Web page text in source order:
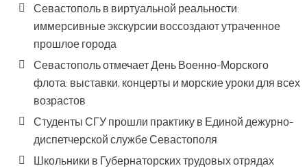
Севастополь в виртуальной реальности:
иммерсивные экскурсии воссоздают утраченное
прошлое города
Севастополь отмечает День Военно-Морского
флота: выставки, концерты и морские уроки для всех
возрастов
Студенты СГУ прошли практику в Единой дежурно-
диспетчерской службе Севастополя
Школьники в Губернаторских трудовых отрядах